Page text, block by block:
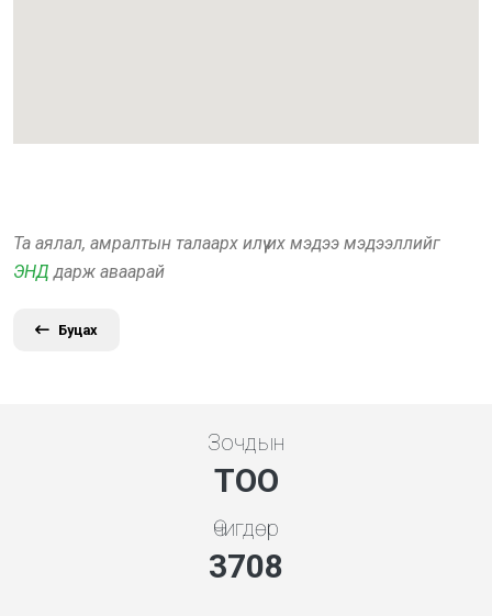
Та аялал, амралтын талаарх илүү их мэдээ мэдээллийг
ЭНД дарж аваарай
Буцах
Зочдын
ТОО
Өчигдөр
3994